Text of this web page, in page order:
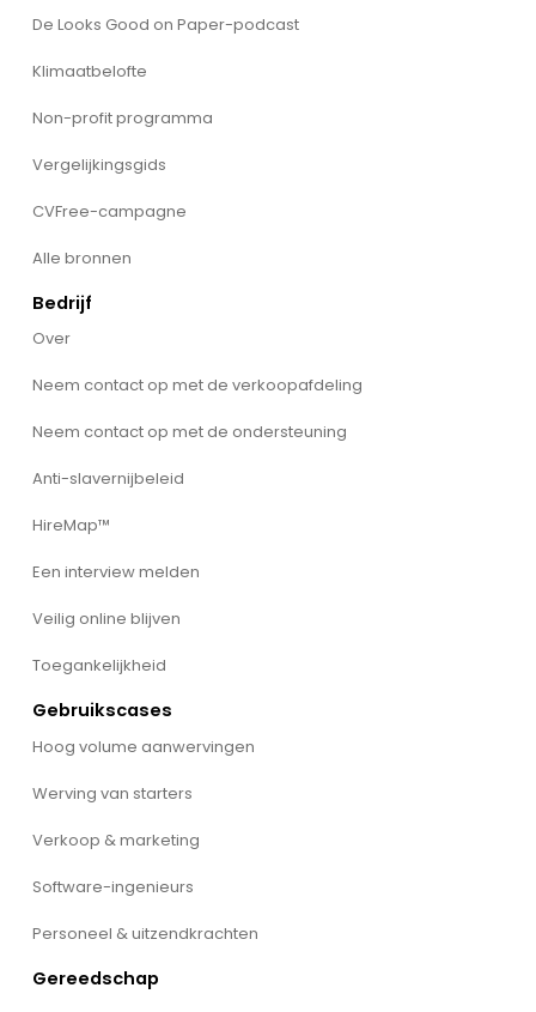
De Looks Good on Paper-podcast
Klimaatbelofte
Non-profit programma
Vergelijkingsgids
CVFree-campagne
Alle bronnen
Bedrijf
Over
Neem contact op met de verkoopafdeling
Neem contact op met de ondersteuning
Anti-slavernijbeleid
HireMap™
Een interview melden
Veilig online blijven
Toegankelijkheid
Gebruikscases
Hoog volume aanwervingen
Werving van starters
Verkoop & marketing
Software-ingenieurs
Personeel & uitzendkrachten
Gereedschap